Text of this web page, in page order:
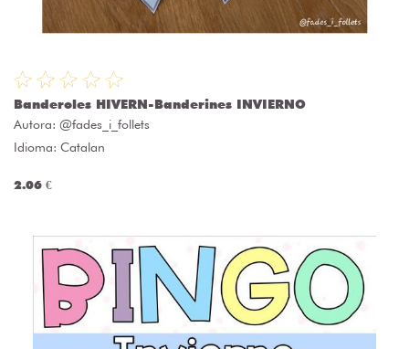
Banderoles HIVERN-Banderines INVIERNO
Autora: @fades_i_follets
Idioma: Catalan
2.06 €